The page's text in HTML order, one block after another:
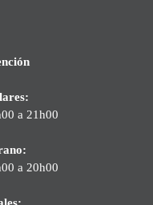
a 21h00
a 20h00